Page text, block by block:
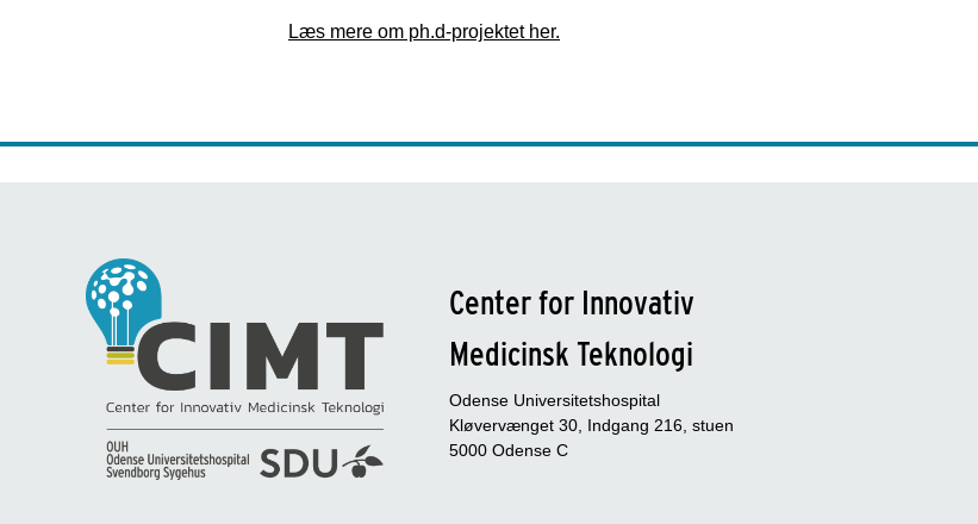
Læs mere om ph.d-projektet her.
Center for Innovativ
Medicinsk Teknologi
Odense Universitetshospital
Kløvervænget 30, Indgang 216, stuen
5000 Odense C